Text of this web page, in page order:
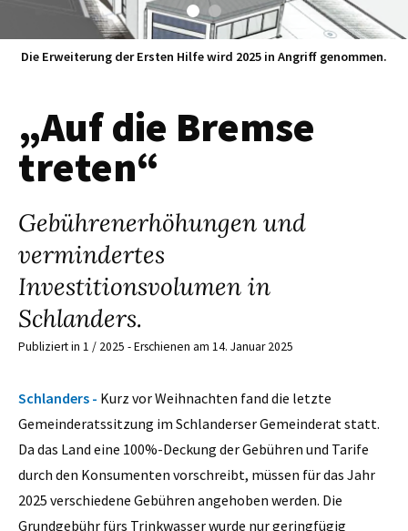
Die Erweiterung der Ersten Hilfe wird 2025 in Angriff genommen.
„Auf die Bremse
treten“
Gebührenerhöhungen und
vermindertes
Investitionsvolumen in
Schlanders.
Publiziert in 1 / 2025 - Erschienen am 14. Januar 2025
Schlanders - Kurz vor Weihnachten fand die letzte
Gemeinderatssitzung im Schlanderser Gemeinderat statt.
Da das Land eine 100%-Deckung der Gebühren und Tarife
durch den Konsumenten vorschreibt, müssen für das Jahr
2025 verschiedene Gebühren angehoben werden. Die
Grundgebühr fürs Trinkwasser wurde nur geringfügig